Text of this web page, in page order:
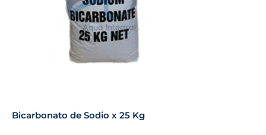
Bicarbonato de Sodio x 25 Kg